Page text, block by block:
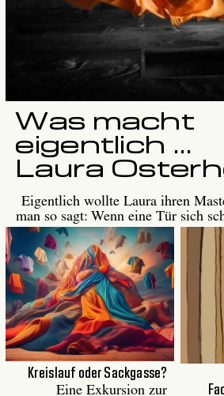
Was macht
eigentlich ...
Laura
Eigentlich wollte Laura ihren
man so sagt: Wenn eine Tür sich
Kreislauf oder Sackgasse?
Eine Exkursion zur